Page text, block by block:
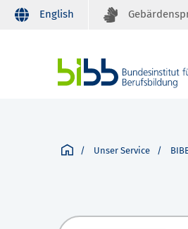
English
Unser Service